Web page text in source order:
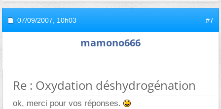
07/09/2007, 10h03 #7
mamono666
Re : Oxydation déshydrogénation
ok, merci pour vos réponses.